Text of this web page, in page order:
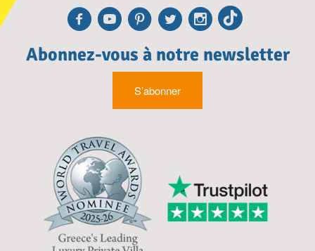
Facebook
Youtube
Pinterest
TwitterTikTok
Abonnez-vous à notre newsletter
S’abonner